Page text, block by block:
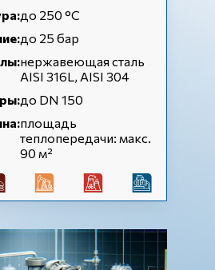
до 250 °C
до 25 бар
нержавеющая сталь
AISI 316L, AISI 304
до DN 150
площадь
теплопередачи: макс.
90 м²